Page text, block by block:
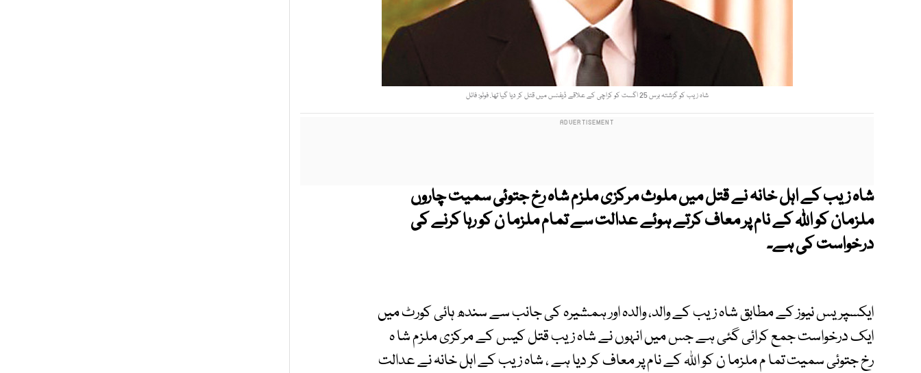
شاہ زیب کو گزشتہ برس 25 اگست کو کراچی کے علاقے ڈیفنس میں قتل کر دیا گیا تھا. فوٹو: فائل
شاہ زیب کے اہل خانہ نے قتل میں ملوث مرکزی ملزم شاہ رخ جتوئی سمیت چاروں
ملزمان کو اللہ کے نام پر معاف کرتے ہوئے عدالت سے تمام ملزما ن کو رہا کرنے کی
درخواست کی ہے۔
ایکسپریس نیوز کے مطابق شاہ زیب کے والد، والدہ اور ہمشیرہ کی جانب سے سندھ ہائی کورٹ میں
ایک درخواست جمع کرائی گئی ہے جس میں انہوں نے شاہ زیب قتل کیس کے مرکزی ملزم شا ہ
رخ جتوئی سمیت تما م ملزما ن کو اللہ کے نام پر معاف کر دیا ہے ، شاہ زیب کے اہل خانہ نے عدالت